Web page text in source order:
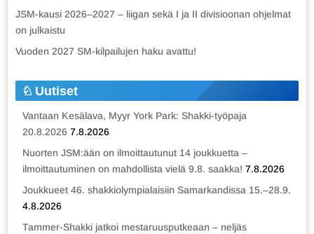
JSM-kausi 2026–2027 – liigan sekä I ja II divisioonan ohjelmat
on julkaistu
Vuoden 2027 SM-kilpailujen haku avattu!
Uutiset
Vantaan Kesälava, Myyr York Park: Shakki-työpaja
20.8.2026 7.8.2026
Nuorten JSM:ään on ilmoittautunut 14 joukkuetta –
ilmoittautuminen on mahdollista vielä 9.8. saakka! 7.8.2026
Joukkueet 46. shakkiolympialaisiin Samarkandissa 15.–28.9.
4.8.2026
Tammer-Shakki jatkoi mestaruusputkeaan – neljäs